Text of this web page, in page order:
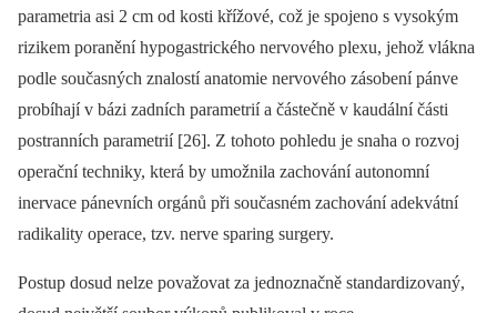
parametria asi 2 cm od kosti křížové, což je spojeno s vysokým
rizikem poranění hypogastrického nervového plexu, jehož vlákna
podle současných znalostí anatomie nervového zásobení pánve
probíhají v bázi zadních parametrií a částečně v kaudální části
postranních parametrií [26]. Z tohoto pohledu je snaha o rozvoj
operační techniky, která by umožnila zachování autonomní
inervace pánevních orgánů při současném zachování adekvátní
radikality operace, tzv. nerve sparing surgery.
Postup dosud nelze považovat za jednoznačně standardizovaný,